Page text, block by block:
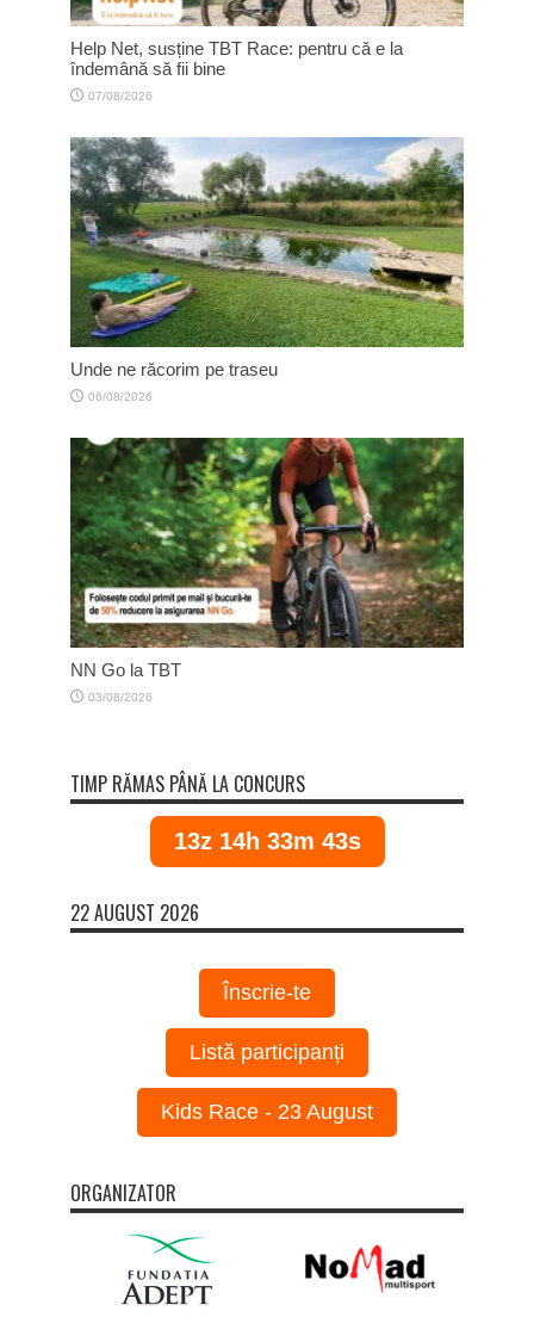
Help Net, susține TBT Race: pentru că e la
îndemână să fii bine
07/08/2026
Unde ne răcorim pe traseu
06/08/2026
NN Go la TBT
03/08/2026
TIMP RĂMAS PÂNĂ LA CONCURS
13z 14h 33m 43s
22 AUGUST 2026
Înscrie-te
Listă participanți
Kids Race - 23 August
ORGANIZATOR